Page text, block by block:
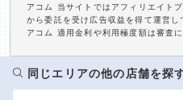
アコム 当サイトではアフィリエイト
から委託を受け広告収益を得て運営し
アコム 適用金利や利用極度額は審査
同じエリアの他の店舗を探